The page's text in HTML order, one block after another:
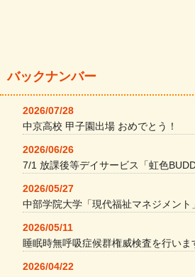
バックナンバー
2026/07/28
中京高校 甲子園出場 おめでとう！
2026/06/26
7/1 放課後等デイサービス「虹色
2026/05/27
中部学院大学「現代福祉マネジメント
2026/05/11
睡眠時無呼吸症候群権威検査を行いま
2026/04/22